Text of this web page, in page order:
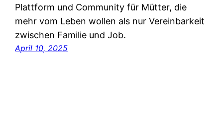
Plattform und Community für Mütter, die
mehr vom Leben wollen als nur Vereinbarkeit
zwischen Familie und Job.
April 10, 2025